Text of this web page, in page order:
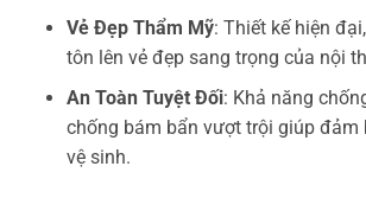
Vẻ Đẹp Thẩm Mỹ: Thiết kế hiện
tôn lên vẻ đẹp sang trọng của nội
An Toàn Tuyệt Đối: Khả năng
chống bám bẩn vượt trội giúp đảm
vệ sinh.